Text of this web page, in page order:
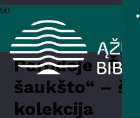
šaukštelių kolekcija
Parodoje
šaukšto“ –
kolekcija